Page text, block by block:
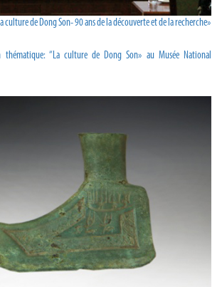
culture de Dong Son- 90 ans de la découverte et de la recherche»
thématique: “La culture de Dong Son» au Musée National